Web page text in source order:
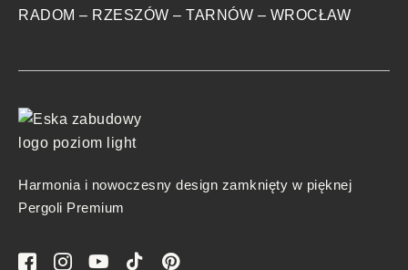
RADOM – RZESZÓW – TARNÓW – WROCŁAW
Harmonia i nowoczesny design zamknięty w pięknej
Pergoli Premium